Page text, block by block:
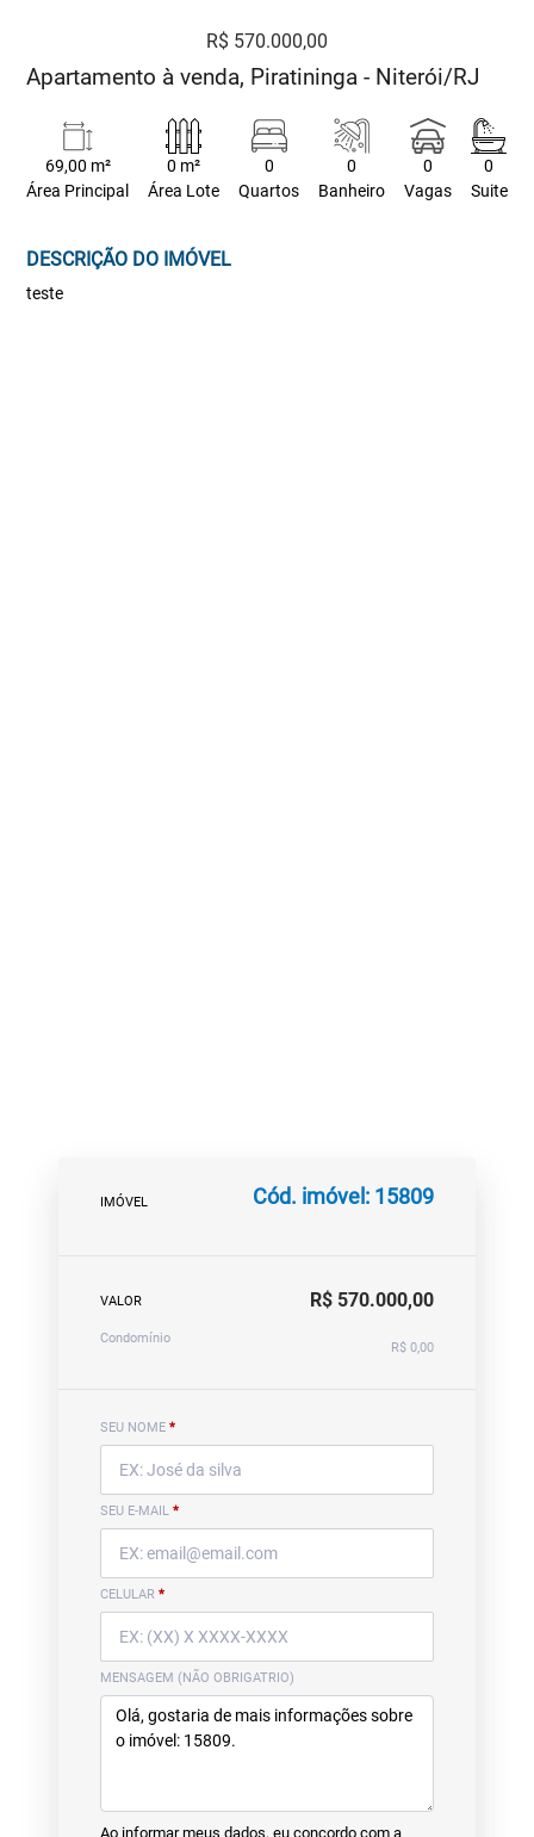
R$ 570.000,00
Apartamento à venda, Piratininga - Niterói/RJ
69,00 m²
Área Principal
0 m²
Área Lote
0
Quartos
0
Banheiro
0
Vagas
0
Suite
DESCRIÇÃO DO IMÓVEL
teste
IMÓVEL Cód. imóvel: 15809
VALOR R$ 570.000,00
Condomínio
R$ 0,00
SEU NOME *
SEU E-MAIL *
CELULAR *
MENSAGEM (NÃO OBRIGATRIO)
Ao informar meus dados, eu concordo com a